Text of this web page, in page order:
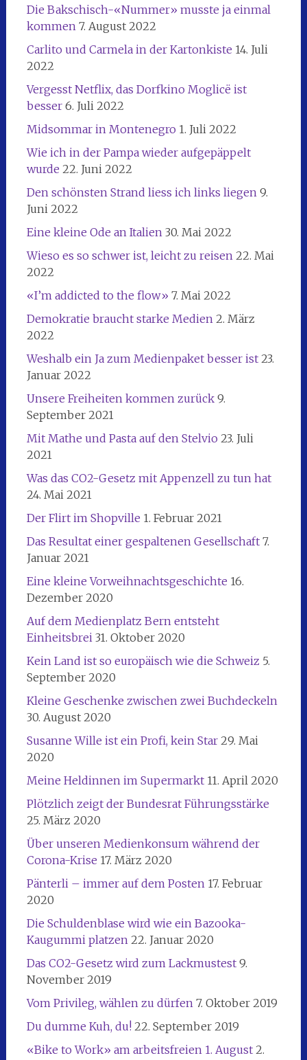
Die Bakschisch-«Nummer» musste ja einmal
kommen 7. August 2022
Carlito und Carmela in der Kartonkiste 14. Juli
2022
Vergesst Netflix, das Dorfkino Moglicë ist
besser 6. Juli 2022
Midsommar in Montenegro 1. Juli 2022
Wie ich in der Pampa wieder aufgepäppelt
wurde 22. Juni 2022
Den schönsten Strand liess ich links liegen 9.
Juni 2022
Eine kleine Ode an Italien 30. Mai 2022
Wieso es so schwer ist, leicht zu reisen 22. Mai
2022
«I’m addicted to the flow» 7. Mai 2022
Demokratie braucht starke Medien 2. März
2022
Weshalb ein Ja zum Medienpaket besser ist 23.
Januar 2022
Unsere Freiheiten kommen zurück 9.
September 2021
Mit Mathe und Pasta auf den Stelvio 23. Juli
2021
Was das CO2-Gesetz mit Appenzell zu tun hat
24. Mai 2021
Der Flirt im Shopville 1. Februar 2021
Das Resultat einer gespaltenen Gesellschaft 7.
Januar 2021
Eine kleine Vorweihnachtsgeschichte 16.
Dezember 2020
Auf dem Medienplatz Bern entsteht
Einheitsbrei 31. Oktober 2020
Kein Land ist so europäisch wie die Schweiz 5.
September 2020
Kleine Geschenke zwischen zwei Buchdeckeln
30. August 2020
Susanne Wille ist ein Profi, kein Star 29. Mai
2020
Meine Heldinnen im Supermarkt 11. April 2020
Plötzlich zeigt der Bundesrat Führungsstärke
25. März 2020
Über unseren Medienkonsum während der
Corona-Krise 17. März 2020
Pänterli – immer auf dem Posten 17. Februar
2020
Die Schuldenblase wird wie ein Bazooka-
Kaugummi platzen 22. Januar 2020
Das CO2-Gesetz wird zum Lackmustest 9.
November 2019
Vom Privileg, wählen zu dürfen 7. Oktober 2019
Du dumme Kuh, du! 22. September 2019
«Bike to Work» am arbeitsfreien 1. August 2.